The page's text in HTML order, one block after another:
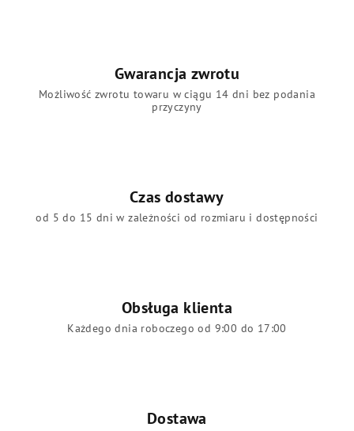
Gwarancja zwrotu
Możliwość zwrotu towaru w ciągu 14 dni bez podania
przyczyny
Czas dostawy
od 5 do 15 dni w zależności od rozmiaru i dostępności
Obsługa klienta
Każdego dnia roboczego od 9:00 do 17:00
Dostawa